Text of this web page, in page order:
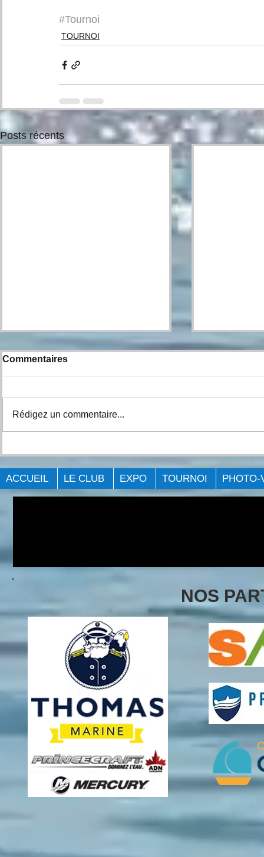
#Tournoi
TOURNOI
Posts récents
L'ÉVÉNEMENT Big Bass
Challenge - Cornwall 2021.
L’ÉVÉNEMENT
Challenge
François
Commentaires
Rédigez un commentaire...
ACCUEIL LE CLUB EXPO TOURNOI PHOTO-
NOS